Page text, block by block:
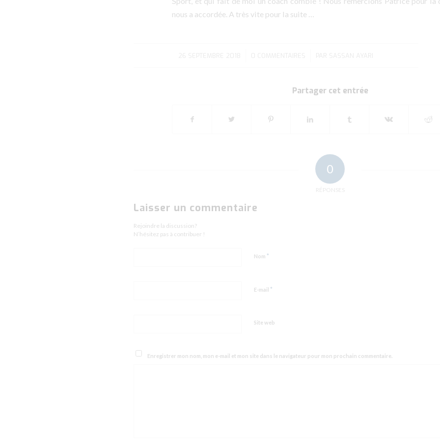
nous a accordée. A très vite pour la suite …
26 SEPTEMBRE 2018 0 COMMENTAIRES
/ PAR SASSAN AYARI
Partager cet entrée
0
RÉPONSES
Laisser un commentaire
Rejoindre la discussion?
N’hésitez pas à contribuer !
Nom *
E-mail *
Site web
Enregistrer mon nom, mon e-mail et mon site dans le navigateur pour mon prochain commentaire.